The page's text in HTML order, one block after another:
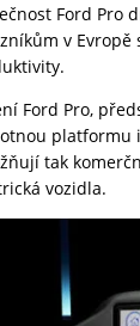
Ford Pro
v
Ford Pro,
platformu
tak
vozidla.